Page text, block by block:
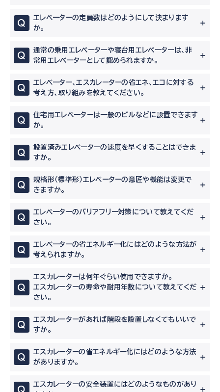
Q
エレベーターの定員数はどのようにして決まります
か。
Q
通常の乗用エレベーターや寝台用エレベーターは、非
常用エレベーターとして認められますか。
Q
エレベーター、エスカレーターの省エネ、エコに対する
考え方、取り組みを教えてください。
Q
住宅用エレベーターは一般のビルなどに設置できます
か。
Q
設置済みエレベーターの速度を早くすることはできま
すか。
Q
規格形（標準形）エレベーターの意匠や機能は変更で
きますか。
Q
エレベーターのバリアフリー対策について教えてくだ
さい。
Q
エレベーターの省エネルギー化にはどのような方法が
考えられますか。
Q
エスカレーターは何年ぐらい使用できますか。
エスカレーターの寿命や耐用年数について教えてくだ
さい。
Q
エスカレーターがあれば階段を設置しなくてもいいで
すか。
Q
エスカレーターの省エネルギー化にはどのような方法
がありますか。
Q
エスカレーターの安全装置にはどのようなものがあり